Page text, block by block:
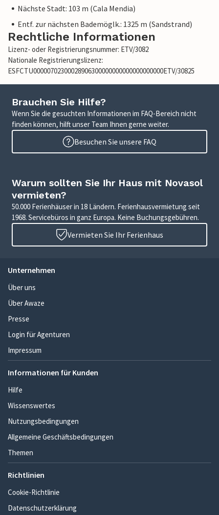
Nächste Stadt: 103 m (Cala Mendia)
Entf. zur nächsten Bademöglk.: 1325 m (Sandstrand)
Rechtliche Informationen
Lizenz- oder Registrierungsnummer: ETV/3082
Nationale Registrierungslizenz:
ESFCTU00000702300028906300000000000000000000ETV/30825
Brauchen Sie Hilfe?
Wenn Sie die gesuchten Informationen im FAQ-Bereich nicht
finden können, hilft unser Team Ihnen gerne weiter.
Besuchen Sie unsere FAQ
Warum sollten Sie Ihr Haus mit Novasol
vermieten?
50.000 Ferienhäuser in 18 Ländern. Ferienhausvermietung seit
1968. Servicebüros in ganz Europa. Keine Buchungsgebühren.
Vermieten Sie Ihr Ferienhaus
Unternehmen
Über uns
Über Awaze
Presse
Login für Agenturen
Impressum
Informationen für Kunden
Hilfe
Wissenswertes
Nutzungsbedingungen
Allgemeine Geschäftsbedingungen
Themen
Richtlinien
Cookie-Richtlinie
Datenschutzerklärung